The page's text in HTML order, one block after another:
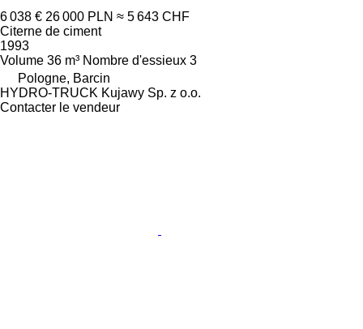
6 038 € 26 000 PLN ≈ 5 643 CHF
Citerne de ciment
1993
Volume 36 m³ Nombre d'essieux 3
Pologne, Barcin
HYDRO-TRUCK Kujawy Sp. z o.o.
Contacter le vendeur